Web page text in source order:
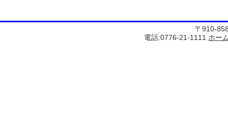
〒910-
電話:0776-21-1111 ホー